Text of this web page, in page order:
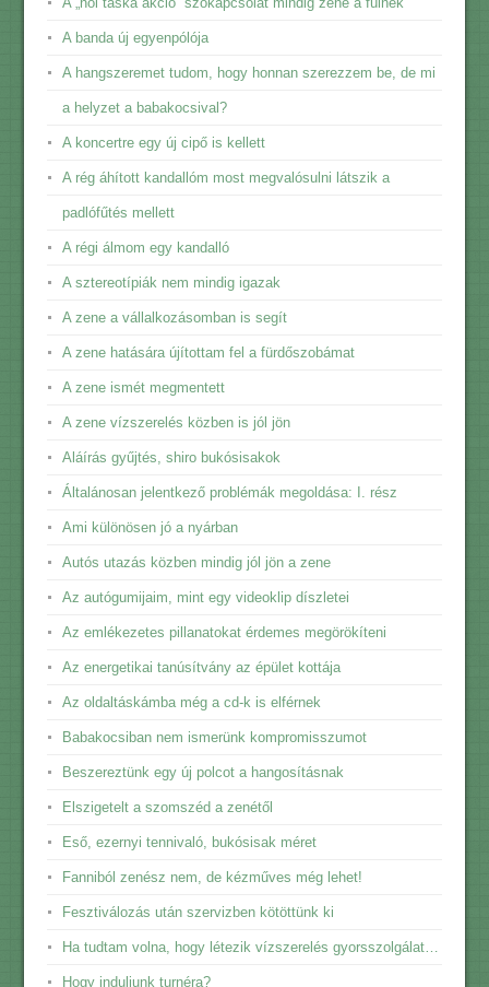
A banda új egyenpólója
A hangszeremet tudom, hogy honnan szerezzem be, de mi
a helyzet a babakocsival?
A koncertre egy új cipő is kellett
A rég áhított kandallóm most megvalósulni látszik a
padlófűtés mellett
A régi álmom egy kandalló
A sztereotípiák nem mindig igazak
A zene a vállalkozásomban is segít
A zene hatására újítottam fel a fürdőszobámat
A zene ismét megmentett
A zene vízszerelés közben is jól jön
Aláírás gyűjtés, shiro bukósisakok
Általánosan jelentkező problémák megoldása: I. rész
Ami különösen jó a nyárban
Autós utazás közben mindig jól jön a zene
Az autógumijaim, mint egy videoklip díszletei
Az emlékezetes pillanatokat érdemes megörökíteni
Az energetikai tanúsítvány az épület kottája
Az oldaltáskámba még a cd-k is elférnek
Babakocsiban nem ismerünk kompromisszumot
Beszereztünk egy új polcot a hangosításnak
Elszigetelt a szomszéd a zenétől
Eső, ezernyi tennivaló, bukósisak méret
Fanniból zenész nem, de kézműves még lehet!
Fesztiválozás után szervizben kötöttünk ki
Ha tudtam volna, hogy létezik vízszerelés gyorsszolgálat…
Hogy induljunk turnéra?